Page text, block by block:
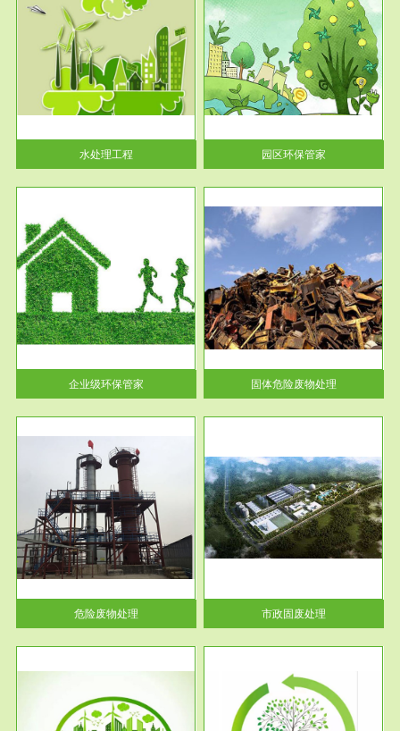
水处理工程
服务范围
园区环保管家
2016 年 4 月，环保部下发《关
于积极发挥环境保护作用促进供
给侧结...
园区环保管家
企业级环保管家
服务范围
固体危险废物处理
固体废物解释：固体废物是指人
们在生产建设、日常生活和其他
活动中...
固体危险废物处理
危险废物处理
服务范围
市政固废处理
蔚蓝生态环境科技所从事的市政
废物处理业务包括市政废物的处
理处...
市政固废处理
服务范围